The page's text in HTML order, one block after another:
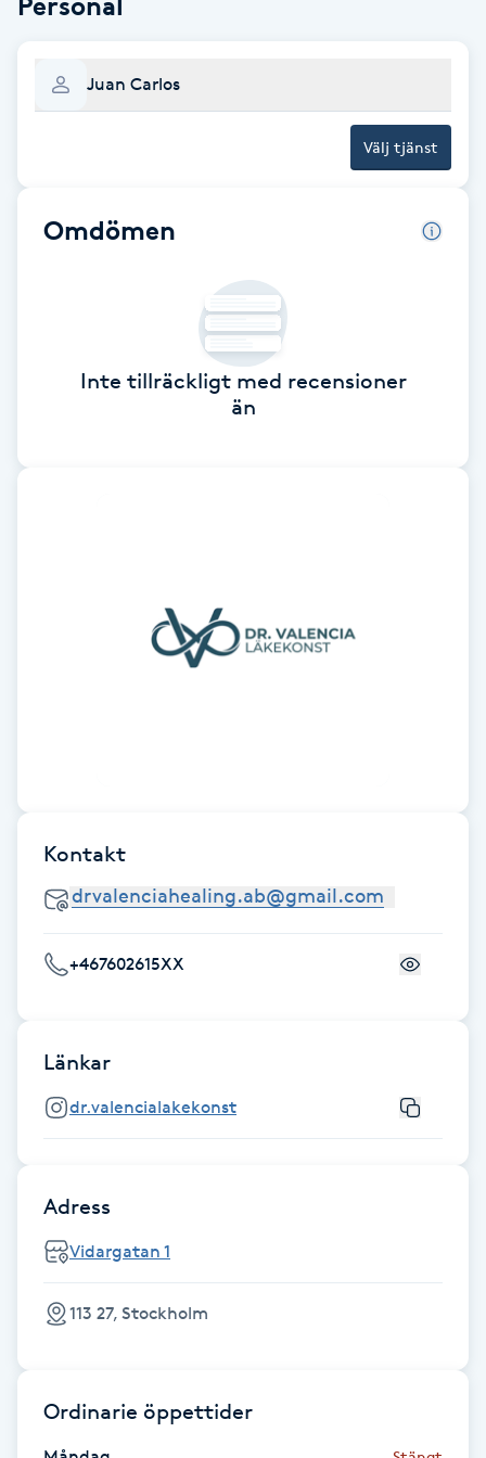
Balayage
Barber
Bottenfärg
Coachning
Color correction
Cryoterapi
D
Damklippning
Dermapen
Enzympeeling
Extensions
Eyeliner-tatuering
Juan Carlos
Välj tjänst
Omdömen
Inte tillräckligt med recensioner
än
Kontakt
+467602615XX
Länkar
dr.valencialakekonst
Adress
Vidargatan 1
113 27, Stockholm
Ordinarie öppettider